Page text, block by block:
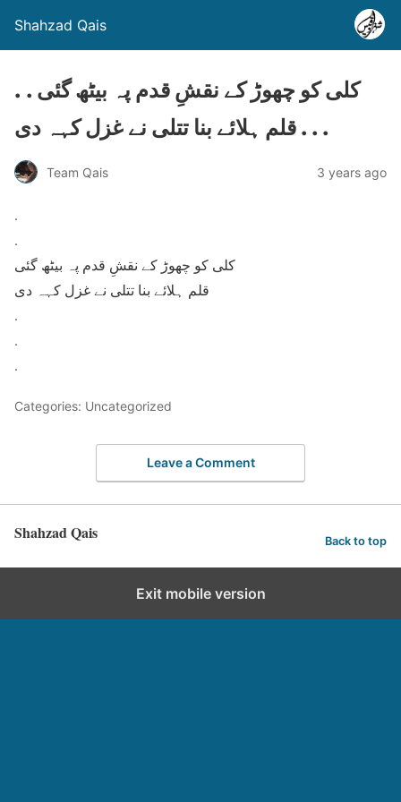
Shahzad Qais
. . کلی کو چھوڑ کے نقشِ قدم پہ بیٹھ گئی
قلم ہلائے بنا تتلی نے غزل کہہ دی . . .
Team Qais 3 years ago
.
.
کلی کو چھوڑ کے نقشِ قدم پہ بیٹھ گئی
قلم ہلائے بنا تتلی نے غزل کہہ دی
.
.
.
Categories: Uncategorized
Leave a Comment
Shahzad Qais Back to top
Exit mobile version